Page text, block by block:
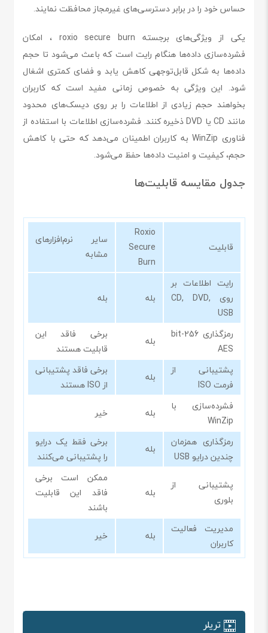
حساس خود را در برابر دسترسی‌های غیرمجاز محافظت نمایند.
یکی از ویژگی‌های برجسته roxio secure burn ، امکان
فشرده‌سازی داده‌ها هنگام رایت است که باعث می‌شود تا حجم
داده‌ها به شکل قابل‌توجهی کاهش یابد و فضای کمتری اشغال
شود. این ویژگی به خصوص زمانی مفید است که کاربران
بخواهند حجم زیادی از اطلاعات را بر روی دیسک‌های محدود
مانند CD یا DVD ذخیره کنند. فشرده‌سازی اطلاعات با استفاده از
فناوری WinZip به کاربران اطمینان می‌دهد که حتی با کاهش
حجم، کیفیت و امنیت داده‌ها حفظ می‌شود.
جدول مقایسه قابلیت‌ها
قابلیت
Roxio
Secure
Burn
سایر نرم‌افزارهای
مشابه
رایت اطلاعات بر
روی CD, DVD,
USB
بله بله
رمزگذاری 256-bit
AES
بله
برخی فاقد این
قابلیت هستند
پشتیبانی از
فرمت ISO
بله
برخی فاقد پشتیبانی
از ISO هستند
فشرده‌سازی با
WinZip
بله
خیر
رمزگذاری همزمان
چندین درایو USB
بله
برخی فقط یک درایو
را پشتیبانی می‌کنند
پشتیبانی از
بلوری
بله
ممکن است برخی
فاقد این قابلیت
باشند
مدیریت فعالیت
کاربران
بله خیر
تریلر